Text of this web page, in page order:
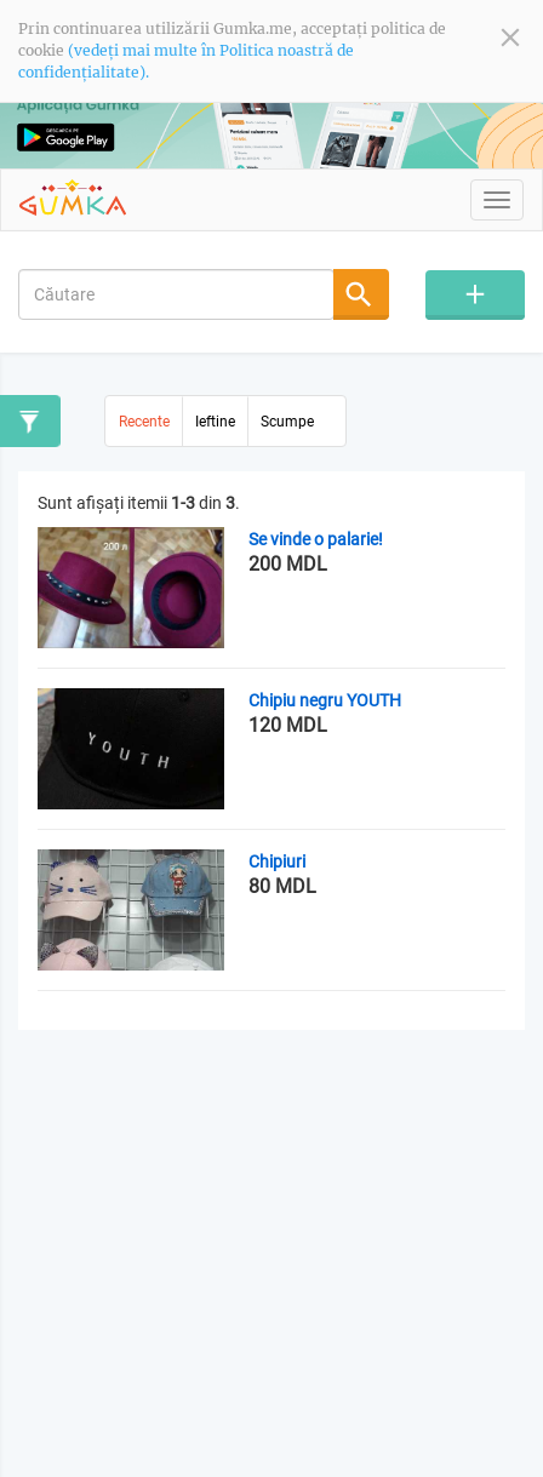
Prin continuarea utilizării Gumka.me, acceptați politica de
cookie (vedeți mai multe în Politica noastră de
confidențialitate).
Recente Ieftine Scumpe
Sunt afișați itemii 1-3din 3.
Se vinde o palarie!
200 MDL
Chipiu negru YOUTH
120 MDL
Chipiuri
80 MDL